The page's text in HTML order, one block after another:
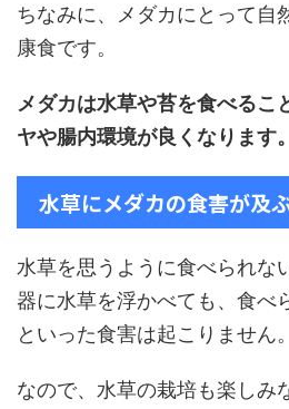
ちなみに、メダカにとって自
康食です。
メダカは水草や苔を食べるこ
ヤや腸内環境が良くなります。
水草にメダカの食害が及
水草を思うように食べられな
器に水草を浮かべても、食べ
といった食害は起こりません。
なので、水草の栽培も楽しみ